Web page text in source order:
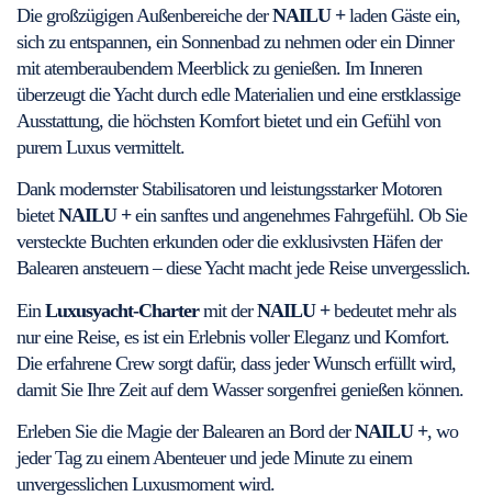
Die großzügigen Außenbereiche derNAILU +laden Gäste ein,
sich zu entspannen, ein Sonnenbad zu nehmen oder ein Dinner
mit atemberaubendem Meerblick zu genießen. Im Inneren
überzeugt die Yacht durch edle Materialien und eine erstklassige
Ausstattung, die höchsten Komfort bietet und ein Gefühl von
purem Luxus vermittelt.
Dank modernster Stabilisatoren und leistungsstarker Motoren
bietetNAILU +ein sanftes und angenehmes Fahrgefühl. Ob Sie
versteckte Buchten erkunden oder die exklusivsten Häfen der
Balearen ansteuern – diese Yacht macht jede Reise unvergesslich.
Ein Luxusyacht-Chartermit derNAILU +bedeutet mehr als
nur eine Reise, es ist ein Erlebnis voller Eleganz und Komfort.
Die erfahrene Crew sorgt dafür, dass jeder Wunsch erfüllt wird,
damit Sie Ihre Zeit auf dem Wasser sorgenfrei genießen können.
Erleben Sie die Magie der Balearen an Bord derNAILU +, wo
jeder Tag zu einem Abenteuer und jede Minute zu einem
unvergesslichen Luxusmoment wird.